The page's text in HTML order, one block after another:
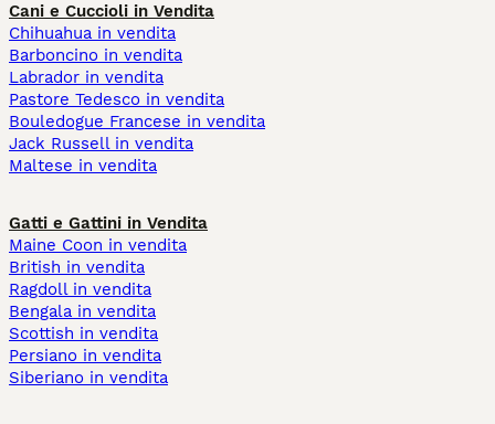
Cani e Cuccioli in Vendita
Chihuahua in vendita
Barboncino in vendita
Labrador in vendita
Pastore Tedesco in vendita
Bouledogue Francese in vendita
Jack Russell in vendita
Maltese in vendita
Gatti e Gattini in Vendita
Maine Coon in vendita
British in vendita
Ragdoll in vendita
Bengala in vendita
Scottish in vendita
Persiano in vendita
Siberiano in vendita